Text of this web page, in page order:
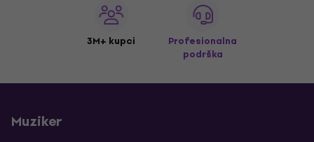
3M+ kupci
Profesionalna
podrška
Muziker